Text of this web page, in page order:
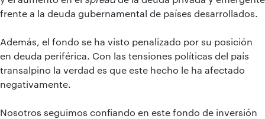
frente a la deuda gubernamental de países desarrollados.
Además, el fondo se ha visto penalizado por su posición
en deuda periférica. Con las tensiones políticas del país
transalpino la verdad es que este hecho le ha afectado
negativamente.
Nosotros seguimos confiando en este fondo de inversión